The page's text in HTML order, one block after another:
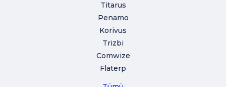
Titarus
Penamo
Korivus
Trizbi
Comwize
Flaterp